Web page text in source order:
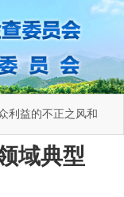
利益的不正之风和
域典型